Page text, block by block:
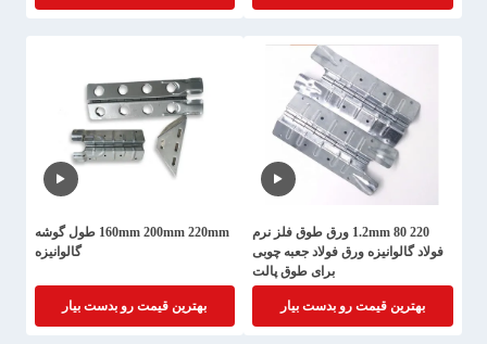
220 80 1.2mm ورق طوق فلز نرم
فولاد گالوانیزه ورق فولاد جعبه چوبی
برای طوق پالت
بهترین قیمت رو بدست بیار
160mm 200mm 220mm طول گوشه
گالوانیزه
بهترین قیمت رو بدست بیار